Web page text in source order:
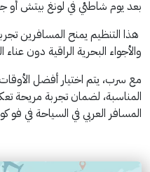
بعد يوم شاطئي في لونغ بيتش أو
هذا التنظيم يمنح المسافرين
والأجواء البحرية الراقية دون
مع سرب، يتم اختيار أفضل الأوقات
المناسبة، لضمان تجربة مريحة
المسافر العربي في السياحة في فو